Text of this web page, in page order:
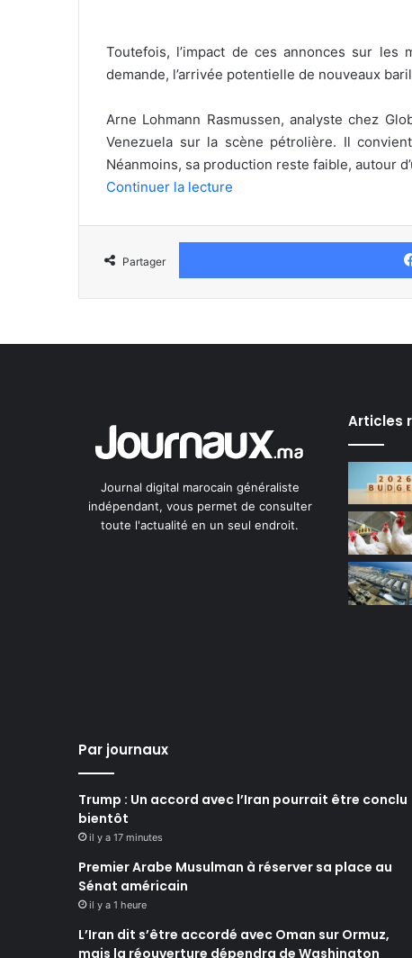
Toutefois, l’impact de ces annonces sur
demande, l’arrivée potentielle de nouveaux
Arne Lohmann Rasmussen, analyste chez
Venezuela sur la scène pétrolière. Il
Néanmoins, sa production reste faible, autour
Continuer la lecture
Partager
Journal digital marocain généraliste
indépendant, vous permet de consulter
toute l'actualité en un seul endroit.
Articles
Par journaux
Trump : Un accord avec l’Iran pourrait être conclu
bientôt
il y a 17 minutes
Premier Arabe Musulman à réserver sa place au
Sénat américain
il y a 1 heure
L’Iran dit s’être accordé avec Oman sur Ormuz,
mais la réouverture dépendra de Washington